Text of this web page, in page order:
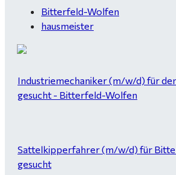
Bitterfeld-Wolfen
hausmeister
Industriemechaniker (m/w/d) für
gesucht - Bitterfeld-Wolfen
Sattelkipperfahrer (m/w/d) für
gesucht